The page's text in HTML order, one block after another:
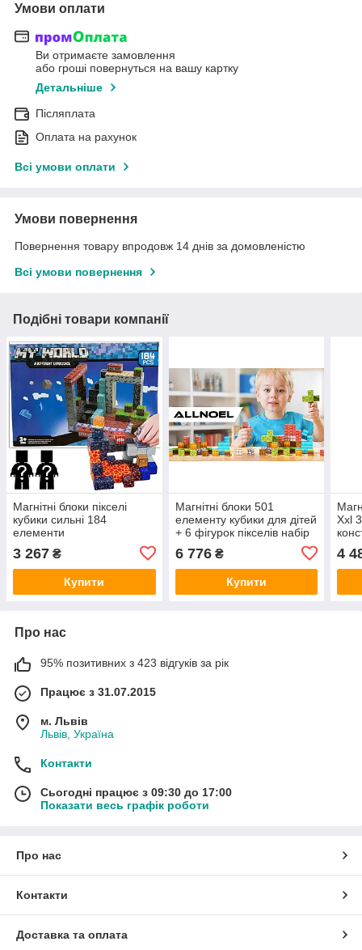
Умови оплати
Ви отримаєте замовлення
або гроші повернуться на вашу картку
Детальніше
Післяплата
Оплата на рахунок
Всі умови оплати
Умови повернення
Повернення товару впродовж 14 днів за домовленістю
Всі умови повернення
Подібні товари компанії
Магнітні блоки пікселі
кубики сильні 184
елементи
3 267 ₴
Купити
Магнітні блоки 501
елементу кубики для дітей
+ 6 фігурок пікселів набір
6 776₴
Купити
Xxl
4
Про нас
95% позитивних з 423 відгуків за рік
Працює з 31.07.2015
м. Львів
Львів, Україна
Контакти
Сьогодні працює з 09:30 до 17:00
Показати весь графік роботи
Про нас
Контакти
Доставка та оплата